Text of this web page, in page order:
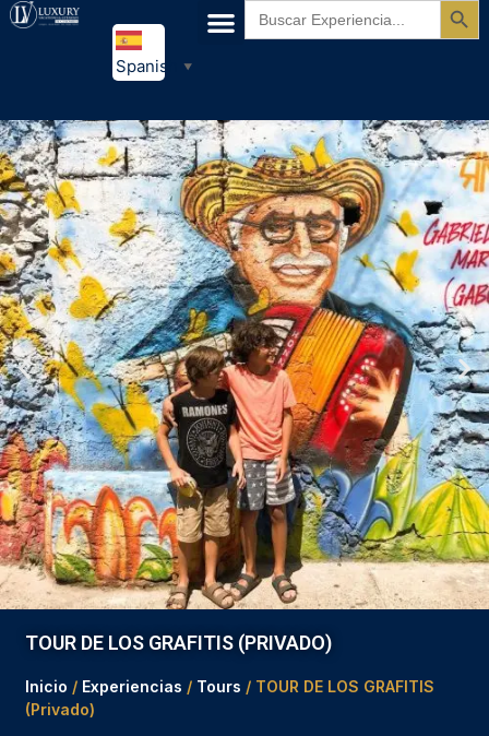
Spanish ▼
Buscar:
TOUR DE LOS GRAFITIS (PRIVADO)
Inicio / Experiencias / Tours / TOUR DE LOS GRAFITIS
(Privado)